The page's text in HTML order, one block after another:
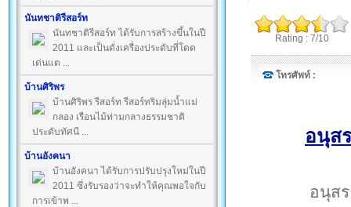
นันทชาติรีสอร์ท
นันทชาติรีสอร์ท ได้รับการสร้างขึ้นในปี
2011 และเป็นดั่งเครื่องประดับที่โดด
เด่นแต ...
บ้านศิริพร
บ้านศิริพร รีสอร์ท รีสอร์ทริมลุ่มน้ำแม่
กลอง เรือนไม้ท่ามกลางธรรมชาติ
ประดับทัศนี ...
บ้านอังคนา
บ้านอังคนา ได้รับการปรับปรุงใหม่ในปี
2011 ซึ่งรับรองว่าจะทำให้คุณพอใจกับ
การเข้าพ ...
Rating : 7/10
โทรศัพท์ :
อนุส
อนุส